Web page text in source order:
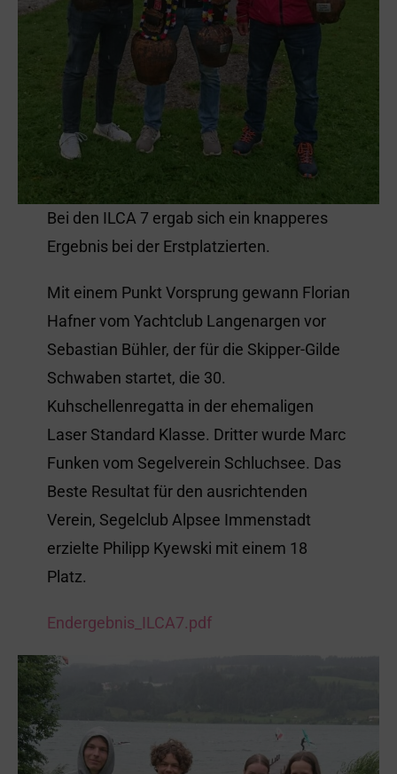
Bei den ILCA 7 ergab sich ein knapperes
Ergebnis bei der Erstplatzierten.
Mit einem Punkt Vorsprung gewann Florian
Hafner vom Yachtclub Langenargen vor
Sebastian Bühler, der für die Skipper-Gilde
Schwaben startet, die 30.
Kuhschellenregatta in der ehemaligen
Laser Standard Klasse. Dritter wurde Marc
Funken vom Segelverein Schluchsee. Das
Beste Resultat für den ausrichtenden
Verein, Segelclub Alpsee Immenstadt
erzielte Philipp Kyewski mit einem 18
Platz.
Endergebnis_ILCA7.pdf